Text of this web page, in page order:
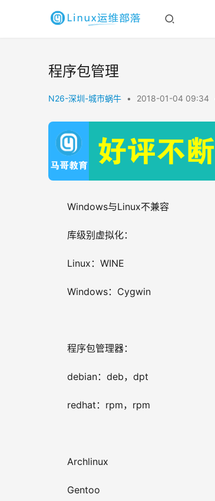
程序包管理
N26-深圳-城市蜗牛 • 2018-01-04 09:34
Windows与Linux不兼容
库级别虚拟化：
Linux：WINE
Windows：Cygwin
程序包管理器：
debian：deb，dpt
redhat：rpm，rpm
Archlinux
Gentoo